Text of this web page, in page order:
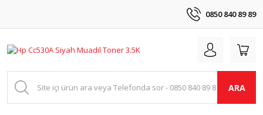
0850 840 89 89
ARA